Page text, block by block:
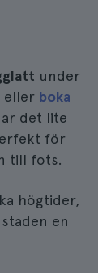
under
eller boka
det lite
för
till fots.
högtider,
en